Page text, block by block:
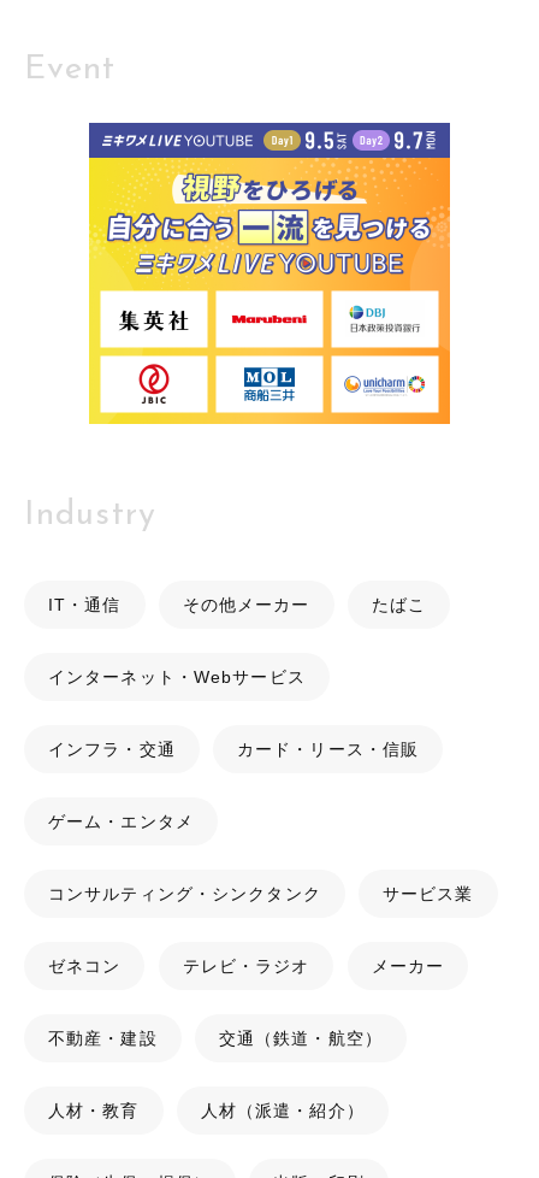
Event
Industry
IT・通信 その他メーカー たばこ
インターネット・Webサービス
インフラ・交通 カード・リース・信販
ゲーム・エンタメ
コンサルティング・シンクタンク サービス業
ゼネコン テレビ・ラジオ メーカー
不動産・建設 交通（鉄道・航空）
人材・教育 人材（派遣・紹介）